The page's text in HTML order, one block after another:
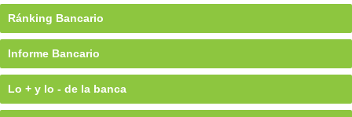
Ránking Bancario
Informe Bancario
Lo + y lo - de la banca